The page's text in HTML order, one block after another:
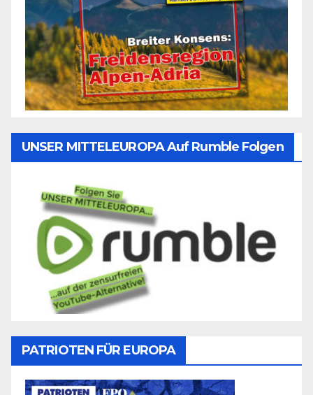
UNSER MITTELEUROPA Auf Rumble Folgen
PATRIOTEN FÜR EUROPA